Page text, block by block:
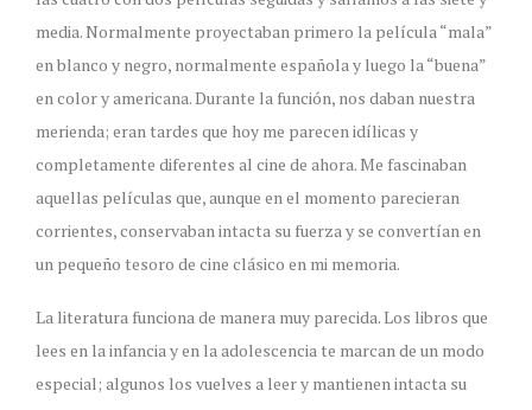
media. Normalmente proyectaban primero la película “mala”
en blanco y negro, normalmente española y luego la “buena”
en color y americana. Durante la función, nos daban nuestra
merienda; eran tardes que hoy me parecen idílicas y
completamente diferentes al cine de ahora. Me fascinaban
aquellas películas que, aunque en el momento parecieran
corrientes, conservaban intacta su fuerza y se convertían en
un pequeño tesoro de cine clásico en mi memoria.
La literatura funciona de manera muy parecida. Los libros que
lees en la infancia y en la adolescencia te marcan de un modo
especial; algunos los vuelves a leer y mantienen intacta su